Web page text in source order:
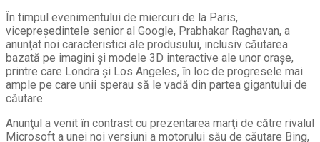
În timpul evenimentului de miercuri de la Paris,
vicepreşedintele senior al Google, Prabhakar Raghavan, a
anunţat noi caracteristici ale produsului, inclusiv căutarea
bazată pe imagini şi modele 3D interactive ale unor oraşe,
printre care Londra şi Los Angeles, în loc de progresele mai
ample pe care unii sperau să le vadă din partea gigantului de
căutare.
Anunţul a venit în contrast cu prezentarea marţi de către rivalul
Microsoft a unei noi versiuni a motorului său de căutare Bing,